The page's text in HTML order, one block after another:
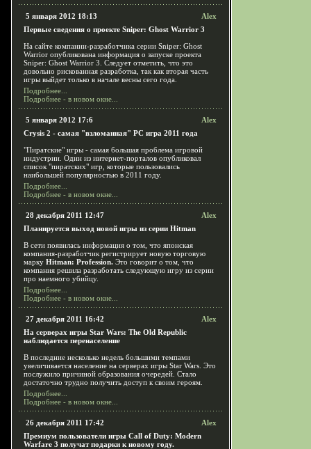
5 января 2012 18:13
Alex
Первые сведения о проекте Sniper: Ghost Warrior 3
На сайте компании-разработчика серии Sniper: Ghost
Warrior опубликована информация о запуске проекта
Sniper: Ghost Warrior 3. Следует отметить, что это
довольно рискованная разработка, так как вторая часть
игры выйдет только в начале весны сего года.
Подробнее...
Подробнее - в новом окне...
5 января 2012 17:6
Alex
Crysis 2 - самая "взломанная" PC игра 2011 года
"Пиратские" игры - самая большая проблема игровой
индустрии. Один из интернет-порталов опубликовал
список "пиратских" игр, которые пользовались
наибольшей популярностью в 2011 году.
Подробнее...
Подробнее - в новом окне...
28 декабря 2011 12:47
Alex
Планируется выход новой игры из серии Hitman
В сети появилась информация о том, что японская
компания-разработчик регистрирует новую торговую
марку Hitman: Profession. Это говорит о том, что
компания решила разработать следующую игру из серии
про наемного убийцу.
Подробнее...
Подробнее - в новом окне...
27 декабря 2011 16:42
Alex
На серверах игры Star Wars: The Old Republic
наблюдается перенаселение
В последние несколько недель большими темпами
увеличивается население на серверах игры Star Wars. Это
послужило причиной образования очередей. Стало
достаточно трудно получить доступ к своим героям.
Подробнее...
Подробнее - в новом окне...
26 декабря 2011 17:42
Alex
Премиум пользователи игры Call of Duty: Modern
Warfare 3 получат подарки к новому году.